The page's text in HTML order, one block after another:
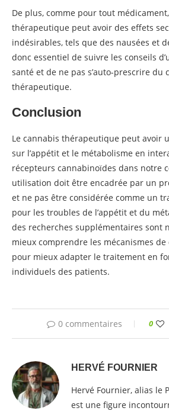
De plus, comme pour tout
thérapeutique peut avoir des effets
indésirables, tels que des nausées et
donc essentiel de suivre les conseils
santé et de ne pas s’auto-prescrire du
thérapeutique.
Conclusion
Le cannabis thérapeutique peut avoir
sur l’appétit et le métabolisme en
récepteurs cannabinoïdes dans notre
utilisation doit être encadrée par un
et ne pas être considérée comme un
pour les troubles de l’appétit et du
des recherches supplémentaires sont
mieux comprendre les mécanismes
pour mieux adapter le traitement en
individuels des patients.
0 commentaires 0
HERVÉ FOURNIER
Hervé Fournier, alias le
est une figure